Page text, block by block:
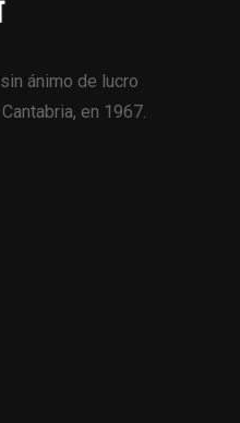
ánimo de lucro
en 1967.